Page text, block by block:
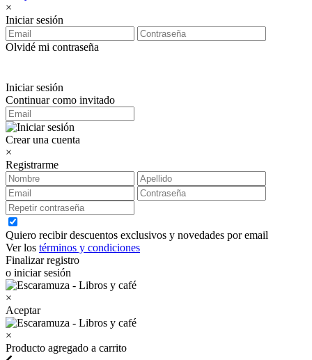
×
Iniciar sesión
Olvidé mi contraseña
Iniciar sesión
Continuar como invitado
Crear una cuenta
×
Registrarme
Quiero recibir descuentos exclusivos y novedades por email
Ver los términos y condiciones
Finalizar registro
o iniciar sesión
×
Aceptar
×
Producto agregado a carrito